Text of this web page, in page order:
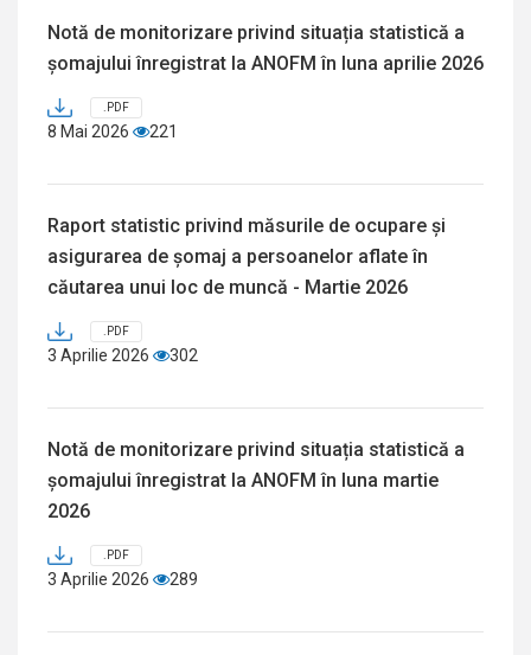
Notă de monitorizare privind situația statistică a
șomajului înregistrat la ANOFM în luna aprilie 2026
.PDF
8 Mai 2026 221
Raport statistic privind măsurile de ocupare și
asigurarea de șomaj a persoanelor aflate în
căutarea unui loc de muncă - Martie 2026
.PDF
3 Aprilie 2026 302
Notă de monitorizare privind situația statistică a
șomajului înregistrat la ANOFM în luna martie
2026
.PDF
3 Aprilie 2026 289